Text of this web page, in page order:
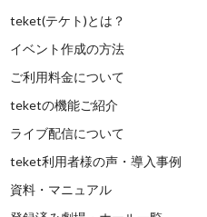
teket(テケト)とは？
イベント作成の方法
ご利用料金について
teketの機能ご紹介
ライブ配信について
teket利用者様の声・導入事例
資料・マニュアル